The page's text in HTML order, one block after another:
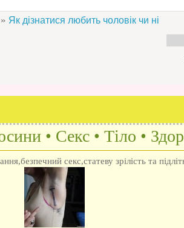
» Як дізнатися любить чоловік чи ні
• Секс • Тіло •
секс,статеву зрілість та